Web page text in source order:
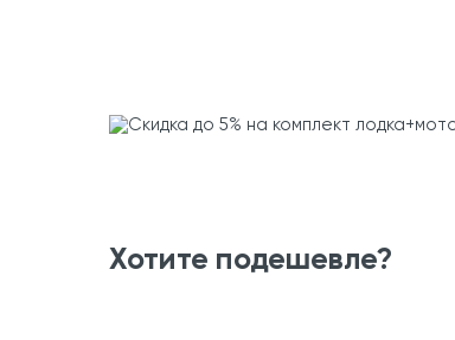
Хотите подешевле?